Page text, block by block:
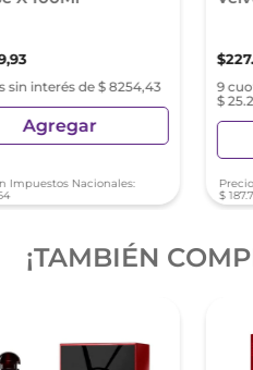
,93
sin interés de $ 8254,43
Agregar
Impuestos Nacionales:
$227.
9
$
$ 187.
¡TAMBIÉN